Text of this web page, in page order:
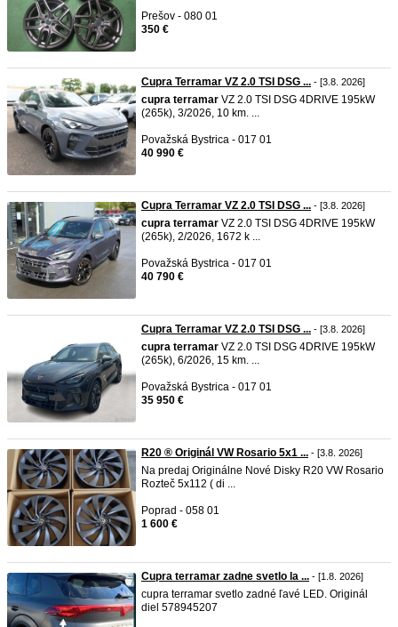
Prešov - 080 01
350 €
Cupra Terramar VZ 2.0 TSI DSG ... - [3.8. 2026]
cupra terramar VZ 2.0 TSI DSG 4DRIVE 195kW
(265k), 3/2026, 10 km. ...
Považská Bystrica - 017 01
40 990 €
Cupra Terramar VZ 2.0 TSI DSG ... - [3.8. 2026]
cupra terramar VZ 2.0 TSI DSG 4DRIVE 195kW
(265k), 2/2026, 1672 k ...
Považská Bystrica - 017 01
40 790 €
Cupra Terramar VZ 2.0 TSI DSG ... - [3.8. 2026]
cupra terramar VZ 2.0 TSI DSG 4DRIVE 195kW
(265k), 6/2026, 15 km. ...
Považská Bystrica - 017 01
35 950 €
R20 ®️ Originál VW Rosario 5x1 ... - [3.8. 2026]
Na predaj Originálne Nové Disky R20 VW Rosario
Rozteč 5x112 ( di ...
Poprad - 058 01
1 600 €
Cupra terramar zadne svetlo la ... - [1.8. 2026]
cupra terramar svetlo zadné ľavé LED. Originál
diel 578945207